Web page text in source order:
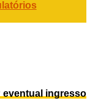
ingresso